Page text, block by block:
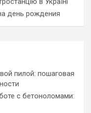
день рождения
пилой: пошаговая
с бетоноломами: